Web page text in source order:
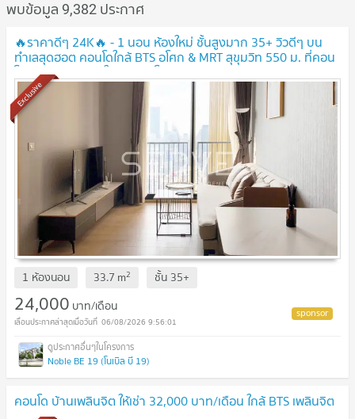
พบข้อมูล 9,382 ประกาศ
🔥ราคาดีๆ 24K🔥 - 1 นอน ห้องใหม่ ชั้นสูงมาก 35+ วิวดีๆ บน
ทำเลสุดฮอต คอนโดใกล้ BTS อโศก & MRT สุขุมวิท 550 ม. ที่คอน
โด Noble BE19 / ให้เช่าคอนโด
Exclusive
1 ห้องนอน 33.7 m2 ชั้น 35+
24,000 บาท/เดือน
06/08/2026 9:56:01
Noble BE 19 (โนเบิล บี 19)
คอนโด บ้านเพลินจิต ให้เช่า 32,000 บาท/เดือน ใกล้ BTS เพลินจิต